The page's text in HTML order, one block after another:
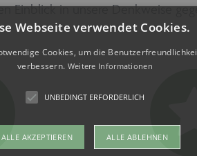
Einblick in unsere Denkweise
Webseite verwendet Cookies.
Cookies, um die
verbessern. Weitere Informationen
UNBEDINGT ERFORDERLICH
ALLE AKZEPTIEREN ALLE ABLEHNEN